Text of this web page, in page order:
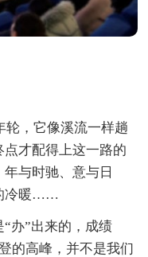
，它像溪流一样趟
才配得上这一路的
与时驰、意与日
冷暖……
”出来的，成绩
的高峰，并不是我们